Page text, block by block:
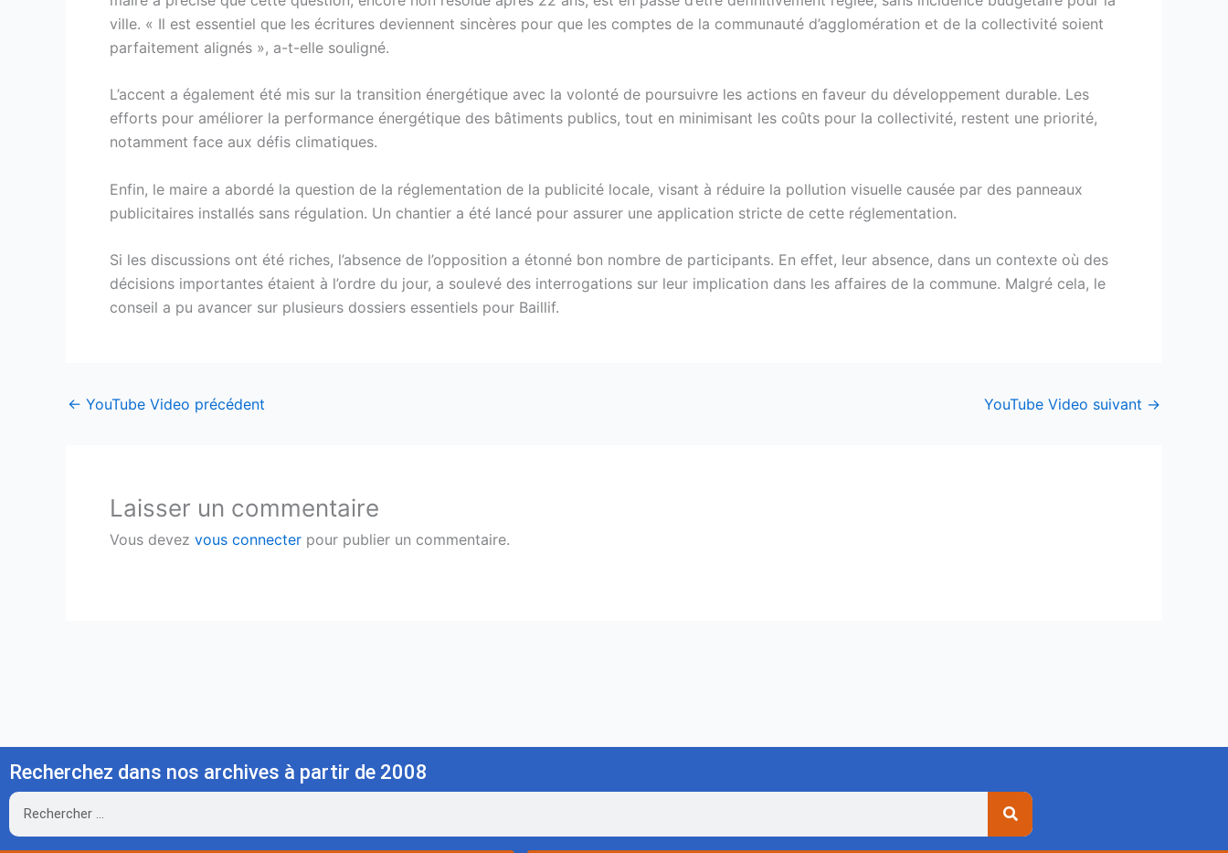
ville. « Il est essentiel que les écritures deviennent sincères pour que les comptes de la communauté d’agglomération et de la collectivité soient
parfaitement alignés », a-t-elle souligné.
L’accent a également été mis sur la transition énergétique avec la volonté de poursuivre les actions en faveur du développement durable. Les
efforts pour améliorer la performance énergétique des bâtiments publics, tout en minimisant les coûts pour la collectivité, restent une priorité,
notamment face aux défis climatiques.
Enfin, le maire a abordé la question de la réglementation de la publicité locale, visant à réduire la pollution visuelle causée par des panneaux
publicitaires installés sans régulation. Un chantier a été lancé pour assurer une application stricte de cette réglementation.
Si les discussions ont été riches, l’absence de l’opposition a étonné bon nombre de participants. En effet, leur absence, dans un contexte où des
décisions importantes étaient à l’ordre du jour, a soulevé des interrogations sur leur implication dans les affaires de la commune. Malgré cela, le
conseil a pu avancer sur plusieurs dossiers essentiels pour Baillif.
← YouTube Video précédent YouTube Video suivant →
Laisser un commentaire
Vous devez vous connecter pour publier un commentaire.
Recherchez dans nos archives à partir de 2008
Rechercher